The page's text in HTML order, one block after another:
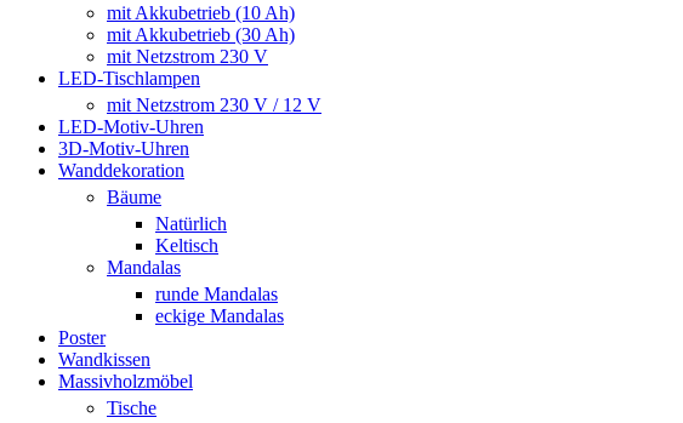
mit Akkubetrieb (10 Ah)
mit Akkubetrieb (30 Ah)
mit Netzstrom 230 V
LED-Tischlampen
mit Netzstrom 230 V / 12 V
LED-Motiv-Uhren
3D-Motiv-Uhren
Wanddekoration
Bäume
Natürlich
Keltisch
Mandalas
runde Mandalas
eckige Mandalas
Poster
Wandkissen
Massivholzmöbel
Tische